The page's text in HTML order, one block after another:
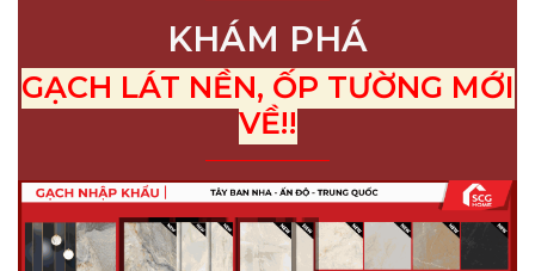
KHÁM PHÁ
GẠCH LÁT NỀN, ỐP TƯỜNG MỚI
VỀ!!